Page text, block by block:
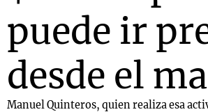
puede ir
desde el
Manuel Quinteros, quien realiza esa